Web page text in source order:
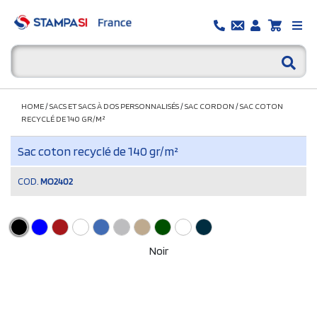
HOME/SACS ET SACS À DOS PERSONNALISÉS/SAC CORDON /SAC COTON
RECYCLÉ DE 140 GR/M²
Sac coton recyclé de 140 gr/m²
COD. MO2402
Noir